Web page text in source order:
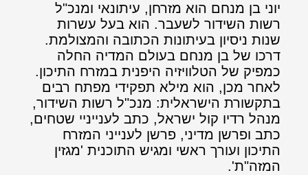
יוני בן מנחם הוא מזרחן, עיתונאי ומנכ"ל
רשות השידור לשעבר. הוא בעל עשרות
שנות ניסיון בעיתונות הכתובה והמצולמת.
דרכו של בן מנחם בעולם המדיה החלה
כמפיק של הטלוויזיה היפנית במזרח התיכון.
לאחר מכן, הוא מילא תפקידי מפתח רבים
בתקשורת הישראלית: מנכ"ל רשות השידור,
מנהל רדיו קול ישראל, כתב לענייניי שטחים,
כתב ופרשן מדיני, פרשן לענייני המזרח
התיכון ועורך ראשי ומגיש התוכנית 'מגזין
המזה"ת'.